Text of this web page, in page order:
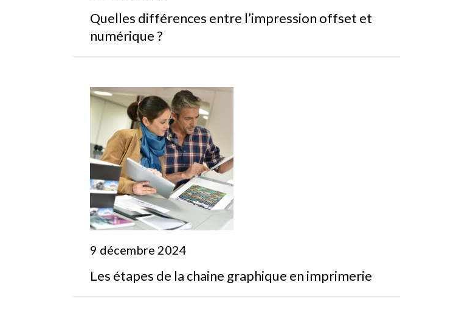
Quelles différences entre l’impression offset et
numérique ?
9 décembre 2024
Les étapes de la chaine graphique en imprimerie